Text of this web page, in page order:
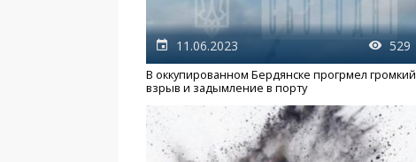
11.06.2023 529
В оккупированном Бердянске прогрмел громкий
взрыв и задымление в порту